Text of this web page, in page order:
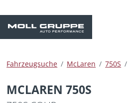
Fahrzeugsuche McLaren 750S
MCLAREN 750S